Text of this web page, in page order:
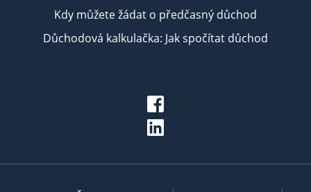
Kdy můžete žádat o předčasný důchod
Důchodová kalkulačka: Jak spočítat důchod